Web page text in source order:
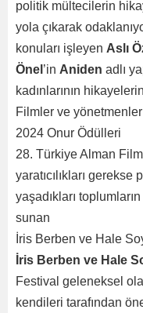
politik mültecilerin
yola çıkarak
konuları işleyen Aslı
Önel ’in Aniden adlı
kadınlarının
Filmler ve yönetmenler
2024 Onur Ödülleri
28. Türkiye Alman
yaratıcılıkları
yaşadıkları
sunan
İris Berben ve Hale
İris Berben ve Hale
Festival geleneksel
kendileri tarafından